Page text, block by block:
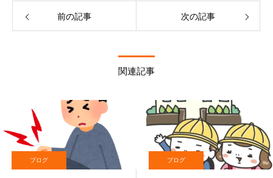
前の記事 次の記事
関連記事
ブログ ブログ